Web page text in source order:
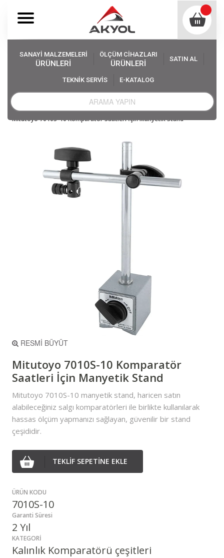
SANAYİ MALZEMELERİ
ÜRÜNLERİ
ÖLÇÜM CİHAZLARI
ÜRÜNLERİ
SATIN AL
TEKNİK SERVİS E-KATALOG
Akyol
Ölçüm Cihazları
Kumpas Mikrometre, Diğer Ölçü Aletleri
Kalınlık Komparatörü çeşitleri
Mitutoyo 7010S-10 Komparatör Saatleri İçin Manyetik Stand
RESMİ BÜYÜT
Mitutoyo 7010S-10 Komparatör
Saatleri İçin Manyetik Stand
Mitutoyo 7010S-10 manyetik stand, haricen satın
alabileceğiniz salgı komparatörleri ile birlikte kullanılarak
hassas ölçüm yapmanızı sağlayan, güvenilir bir stand
çeşididir.
TEKLİF SEPETİNE EKLE
ÜRÜN KODU
7010S-10
Garanti Süresi
2 Yıl
KATEGORİ
Kalınlık Komparatörü çeşitleri